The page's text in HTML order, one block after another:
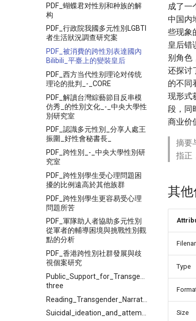
PDF_蝴蝶君对性别和种族的解
构
PDF_行政院我國多元性別LGBTI
者生活狀況調查研究案
PDF_被消費的跨性別表達國內
Bilibili_平臺上的變裝皇后
PDF_西方当代性别理论对传统
理论的批判_-_CORE
PDF_解讀台灣綜藝節目反串模
仿秀_的性別文化_-_中央大學性
別研究室
PDF_認識多元性別_分享人處王
振圍_好性會秘書長_
PDF_跨性別_-_中央大學性別研
究室
PDF_跨性別學生受心理問題困
擾的比例遠高於其他族群
PDF_跨性別學生更容易受心理
問題所苦
PDF_軍隊助人者協助多元性別
從軍者的輔導困境與挑戰性別觀
點的分析
PDF_香港跨性別社群發展與歧
視個案研究
three
Suicidal_ideation_and_attempted_suicide_amongst_Chinese_
成了一
中国内
些现象
皇后错
别角色
还探讨
的不同
现形式
段，同
商业价
摘要
指正
其他
Type
Size